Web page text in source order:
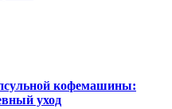
кофемашины:
уход